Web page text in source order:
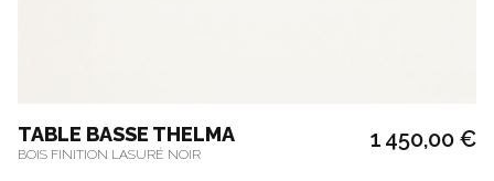
TABLE BASSE THELMA
BOIS FINITION LASURÉ NOIR
1 450,00 €